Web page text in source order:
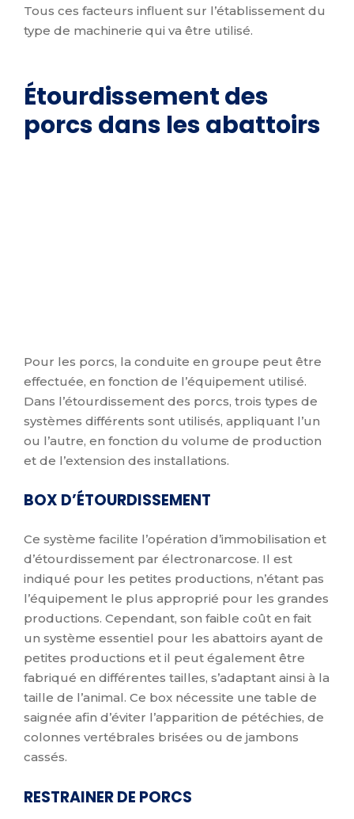
Tous ces facteurs influent sur l’établissement du
type de machinerie qui va être utilisé.
Étourdissement des
porcs dans les abattoirs
Pour les porcs, la conduite en groupe peut être
effectuée, en fonction de l’équipement utilisé.
Dans l’étourdissement des porcs, trois types de
systèmes différents sont utilisés, appliquant l’un
ou l’autre, en fonction du volume de production
et de l’extension des installations.
BOX D’ÉTOURDISSEMENT
Ce système facilite l’opération d’immobilisation et
d’étourdissement par électronarcose. Il est
indiqué pour les petites productions, n’étant pas
l’équipement le plus approprié pour les grandes
productions. Cependant, son faible coût en fait
un système essentiel pour les abattoirs ayant de
petites productions et il peut également être
fabriqué en différentes tailles, s’adaptant ainsi à la
taille de l’animal. Ce box nécessite une table de
saignée afin d’éviter l’apparition de pétéchies, de
colonnes vertébrales brisées ou de jambons
cassés.
RESTRAINER DE PORCS